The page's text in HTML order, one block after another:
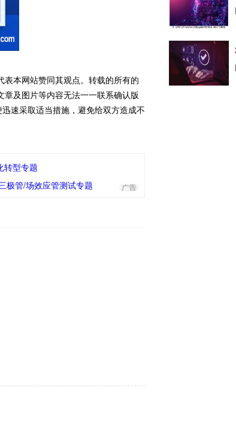
本网站赞同其观点。转载的所有的
及图片等内容无法一一联系确认版
速采取适当措施，避免给双方造成不
转型专题
极管/场效应管测试专题